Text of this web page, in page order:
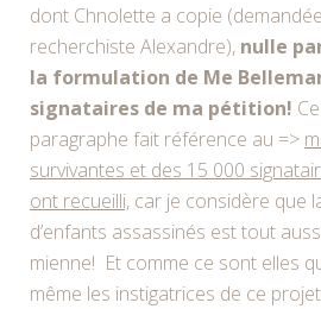
dont Chnolette a copie
recherchiste Alexandre), nulle
la formulation de Me
signataires de ma pétition!
paragraphe fait référence au =>
survivantes et des 15 000
ont recueilli, car je considère que
d’enfants assassinés est tout
mienne! Et comme ce sont elles
même les instigatrices de ce